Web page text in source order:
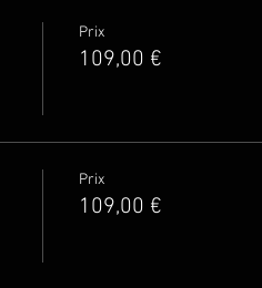
Prix
109,00 €
Prix
109,00 €